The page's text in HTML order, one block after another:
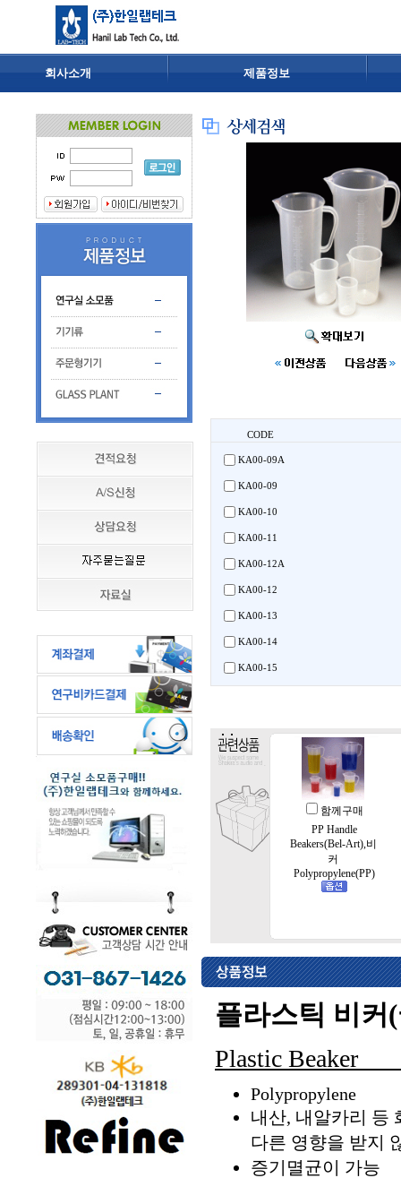
회사소개 제품정보
CODE
KA00-09A
KA00-09
KA00-10
KA00-11
KA00-12A
KA00-12
KA00-13
KA00-14
KA00-15
함께구매
PP Handle
Beakers(Bel-Art),비
커
Polypropylene(PP)
플라스틱 비커
Polypropylene
내산, 내알카리 등
다른 영향을 받지
증기멸균이 가능